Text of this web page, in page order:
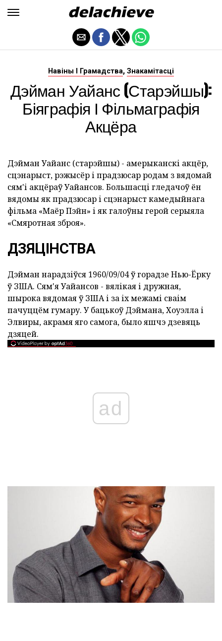
Навіны І Грамадства, Знакамітасці
Дэйман Уайанс (старэйшы):
Біяграфія І Фільмаграфія
Акцёра
Дэйман Уайанс (старэйшы) - амерыканскі акцёр,
сцэнарыст, рэжысёр і прадзюсар родам з вядомай
сям'і акцёраў Уайансов. Большасці гледачоў ён
вядомы як прадзюсар і сцэнарыст камедыйнага
фільма «Маёр Пэйн» і як галоўны герой серыяла
«Смяротная зброя».
ДЗЯЦІНСТВА
Дэйман нарадзіўся 1960/09/04 ў горадзе Нью-Ёрку
ў ЗША. Сям'я Уайансов - вялікая і дружная,
шырока вядомая ў ЗША і за іх межамі сваім
пачуццём гумару. У бацькоў Дэймана, Хоуэлла і
Элвиры, акрамя яго самога, было яшчэ дзевяць
дзяцей.
ad